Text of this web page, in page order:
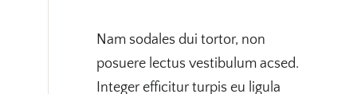
Nam sodales dui tortor, non
posuere lectus vestibulum acsed.
Integer efficitur turpis eu ligula